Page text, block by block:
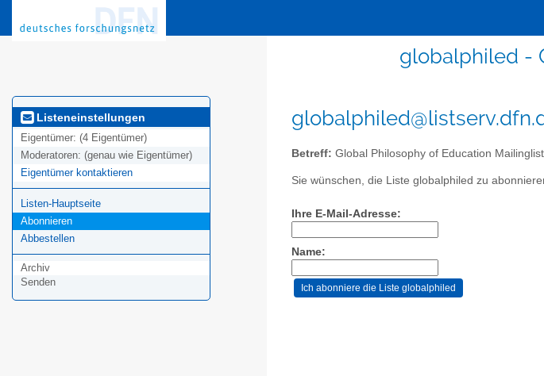
globalphiled -
Listeneinstellungen
Eigentümer: (4 Eigentümer)
Moderatoren: (genau wie Eigentümer)
Eigentümer kontaktieren
Listen-Hauptseite
Abonnieren
Abbestellen
Archiv
Senden
Betreff: Global Philosophy of Education Mailinglist
Sie wünschen, die Liste globalphiled zu
Ihre E-Mail-Adresse:
Name: